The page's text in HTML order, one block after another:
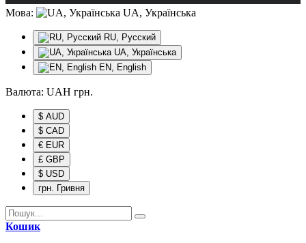
Мова: UA, Українська
RU, Русский
UA, Українська
EN, English
Валюта: UAH грн.
$ AUD
$ CAD
€ EUR
£ GBP
$ USD
грн. Гривня
Кошик